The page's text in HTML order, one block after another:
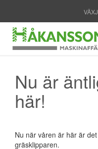
Nu är
här!
Nu när våren är här är
gräsklipparen.